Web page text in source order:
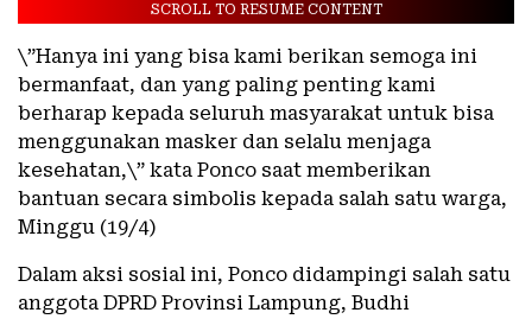
SCROLL TO RESUME CONTENT
\”Hanya ini yang bisa kami berikan semoga ini
bermanfaat, dan yang paling penting kami
berharap kepada seluruh masyarakat untuk bisa
menggunakan masker dan selalu menjaga
kesehatan,\” kata Ponco saat memberikan
bantuan secara simbolis kepada salah satu warga,
Minggu (19/4)
Dalam aksi sosial ini, Ponco didampingi salah satu
anggota DPRD Provinsi Lampung, Budhi